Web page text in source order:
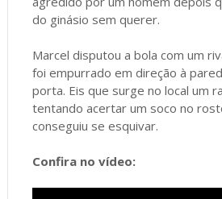
do ginásio sem querer.
Marcel disputou a bola com um
foi empurrado em direção à
porta. Eis que surge no local um
tentando acertar um soco no
conseguiu se esquivar.
Confira no vídeo: